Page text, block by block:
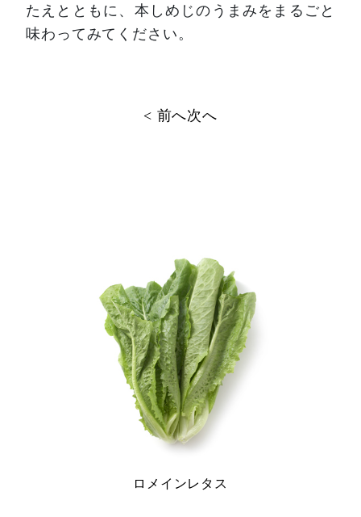
たえとともに、本しめじのうまみをまるごと
味わってみてください。
< 前へ次へ
ロメインレタス